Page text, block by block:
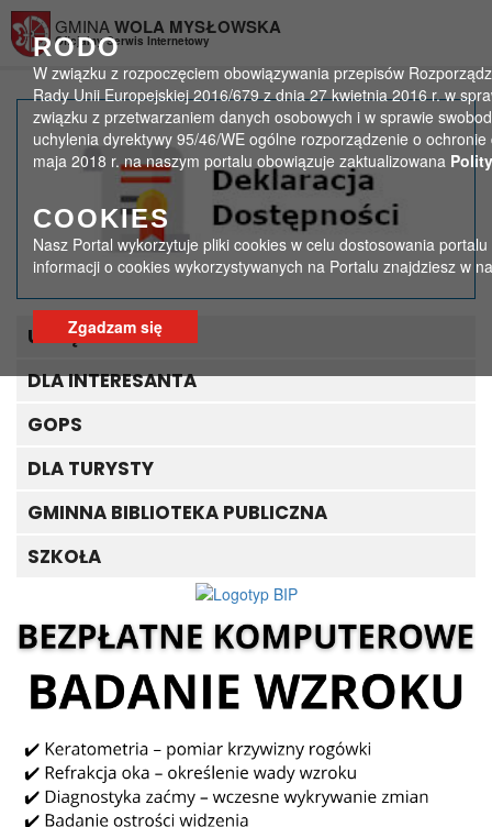
RODO
W związku z rozpoczęciem obowiązywania przepisów
Rady Unii Europejskiej 2016/679 z dnia 27 kwietnia 2016 r. w
związku z przetwarzaniem danych osobowych i w sprawie
uchylenia dyrektywy 95/46/WE ogólne rozporządzenie o
maja 2018 r. na naszym portalu obowiązuje zaktualizowana
COOKIES
Nasz Portal wykorzytuje pliki cookies w celu dostosowania
informacji o cookies wykorzystywanych na Portalu znajdziesz w
Zgadzam się
GMINA WOLA MYSŁOWSKA
Oficjalny Serwis Internetowy
Bezpłatne komputerowe
badanie wzroku
Strona główna > Ogłoszenia >
Bezpłatne komputerowe badanie wzroku
URZĄD GMINY
DLA INTERESANTA
GOPS
DLA TURYSTY
GMINNA BIBLIOTEKA PUBLICZNA
SZKOŁA